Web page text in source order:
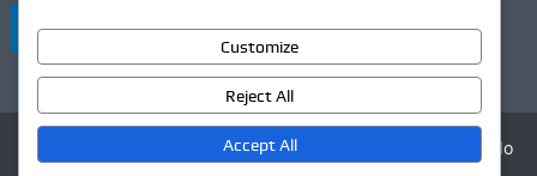
c
Suscribirse
Agencia Digital - Desarrollo
Customize
Reject All
Accept All